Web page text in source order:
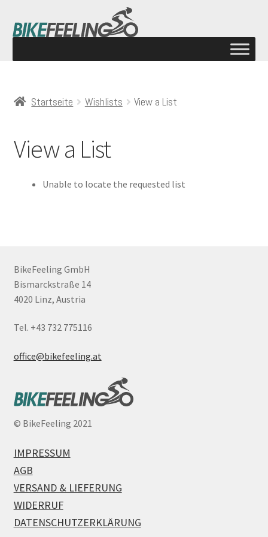
Startseite Wishlists View a List
View a List
Unable to locate the requested list
BikeFeeling GmbH
Bismarckstraße 14
4020 Linz, Austria
Tel. +43 732 775116
office@bikefeeling.at
© BikeFeeling 2021
IMPRESSUM
AGB
VERSAND & LIEFERUNG
WIDERRUF
DATENSCHUTZERKLÄRUNG